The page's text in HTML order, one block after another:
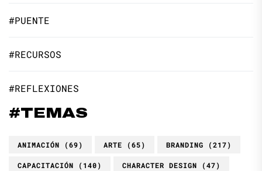
#PUENTE
#RECURSOS
#REFLEXIONES
#TEMAS
ANIMACIÓN (69) ARTE (65) BRANDING (217)
CAPACITACIÓN (140) CHARACTER DESIGN (47)